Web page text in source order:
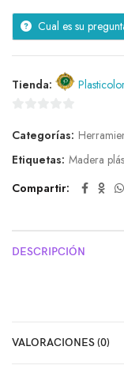
Cual es su
Tienda:
de
5
Categorías:
Etiquetas: Madera
Compartir
DESCRIPCIÓN
VALORACIONES (0)